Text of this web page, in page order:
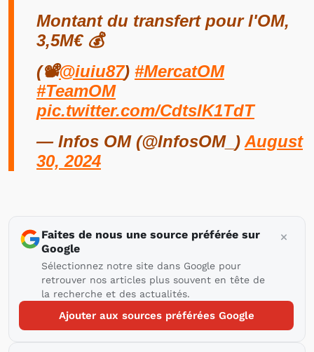
Montant du transfert pour l'OM,
3,5M€ 💰
(📽️@iuiu87) #MercatOM
#TeamOM
pic.twitter.com/CdtslK1TdT
— Infos OM (@InfosOM_) August
30, 2024
Faites de nous une source préférée sur
Google
Sélectionnez notre site dans Google pour
retrouver nos articles plus souvent en tête de
la recherche et des actualités.
Ajouter aux sources préférées Google